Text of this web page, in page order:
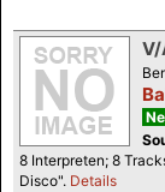
V/
8 Interpreten; 8
Disco". Details